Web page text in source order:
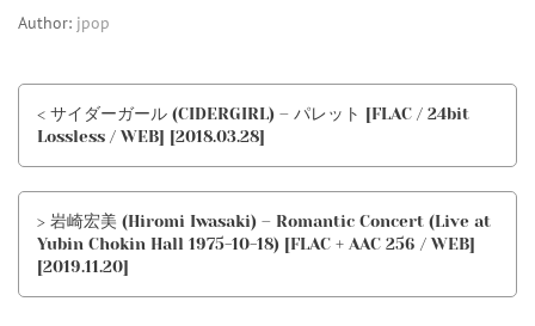
Author: jpop
< サイダーガール (CIDERGIRL) – パレット [FLAC / 24bit
Lossless / WEB] [2018.03.28]
> 岩崎宏美 (Hiromi Iwasaki) – Romantic Concert (Live at
Yubin Chokin Hall 1975-10-18) [FLAC + AAC 256 / WEB]
[2019.11.20]